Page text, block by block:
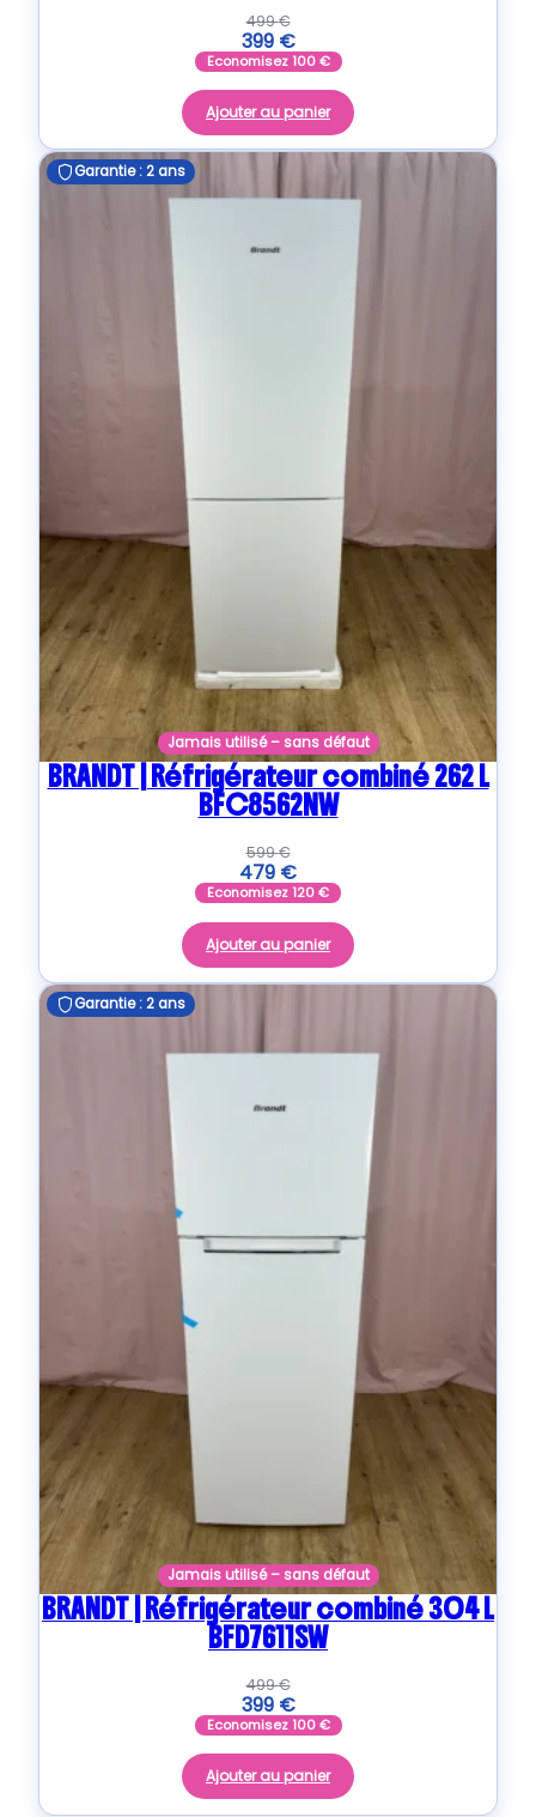
499€
399 €
Economisez100€
Ajouter au panier
Garantie : 2 ans
Jamais utilisé – sans défaut
BRANDT | Réfrigérateur combiné 262 L
BFC8562NW
599€
479 €
Economisez120€
Ajouter au panier
Garantie : 2 ans
Jamais utilisé – sans défaut
BRANDT | Réfrigérateur combiné 304 L
BFD7611SW
499€
399 €
Economisez100€
Ajouter au panier